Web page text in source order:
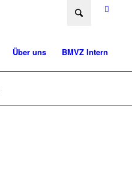
Über uns BMVZ Intern